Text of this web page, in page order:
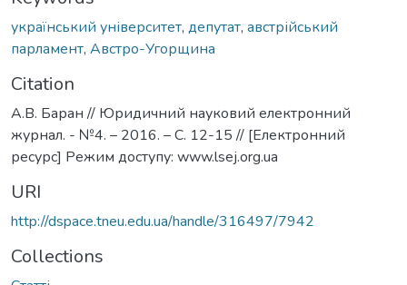
український університет, депутат, австрійський
парламент, Австро-Угорщина
Citation
А.В. Баран // Юридичний науковий електронний
журнал. - №4. – 2016. – С. 12-15 // [Електронний
ресурс] Режим доступу: www.lsej.org.ua
URI
http://dspace.tneu.edu.ua/handle/316497/7942
Collections